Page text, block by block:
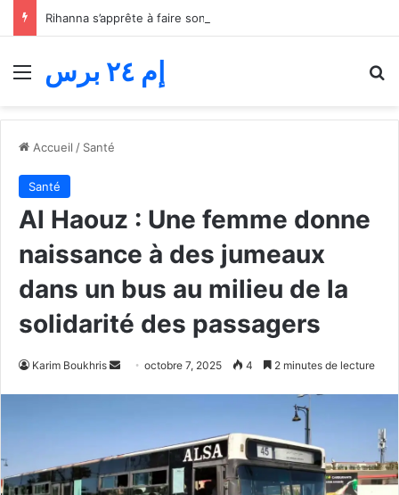
Menu إم ٢٤ برس
Accueil / Santé
Santé
Al Haouz : Une femme donne
naissance à des jumeaux
dans un bus au milieu de la
solidarité des passagers
Karim Boukhris
Envoyeroctobre 7, 2025 4 2 minutes de lecture